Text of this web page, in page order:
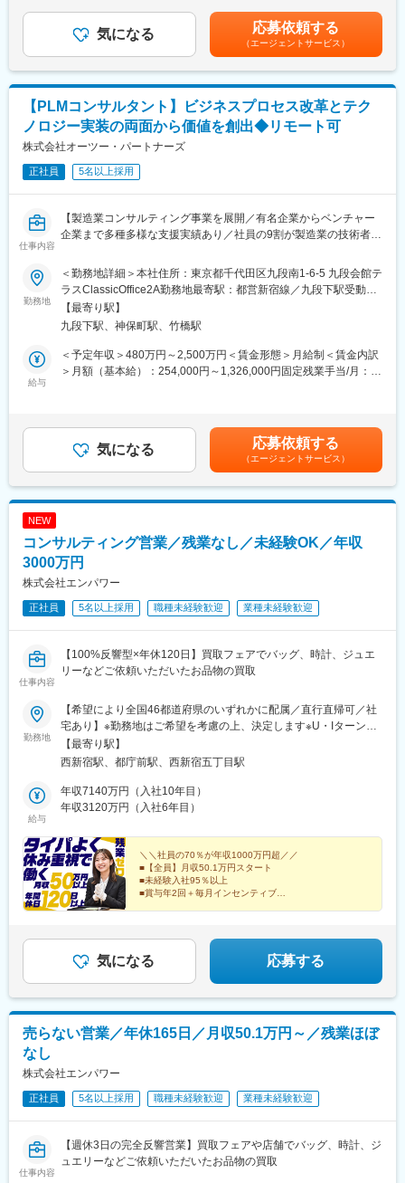
■働き方：
残業時間は平均20時間程度。開発工程等は対応しておらず、コン
きやすい環境を実現。
・厚生労働大臣より女性活躍を推進する優良企業として「えるぼ
し」認定
・「健康経営優良法人2024（大規模法人部門）」認定
変更の範囲：会社の定める業務
的な変革をもたらすための仕組みを提案し、構築していただきま
す。
・これらの業務に携わることで、ビジネスの変化に合わせながら
エンジニア、また他チームへの異動が可能です。コンサルティン
グ部門や、5～10年程度の長期的な業務委託を請けているクライ
アントへ業務改善・運用を行うアウトソーシング部門（残業時間
■アクセンチュア独自の働き方改革：
社長直轄で2015年から開始した組織風土改革“Project PRIDE”によ
し、残業時間減少等改善が進んでいます。制度面では「18時以降
の会議原則禁止」「残業ルール厳格化」「短日短時間勤務制度の
き方、専門性を尊重する、仕事とプライベートともに充実させ
る、生産性向上等の社員意識向上に繋がっています。
変更の範囲：会社の定める業務
気になる 応募依頼する
（エージェントサービス）
【PLMコンサルタント】ビジネスプロセス改革とテク
ノロジー実装の両面から価値を創出◆リモート可
株式会社オーツー・パートナーズ
正社員 5名以上採用
仕事内容
【製造業コンサルティング事業を展開／有名企業からベンチャー
企業まで多種多様な支援実績あり／社員の9割が製造業の技術者出
■募集背景：
当社では、PLM（Product Lifecycle Management）の導入を単な
るシステム実装と捉えるのではなく、製造業のお客様のビジネス
変革の触媒として位置づけています。多くのコンサルティングフ
ァームがシステム側かビジネス側のどちらかに偏重する中、私た
ちは「業務とシステムの二刀流」のアプローチでクライアントの
真の課題解決を実現します。ビジネスプロセス改革とテクノロジ
■業務内容：
・クライアントの製品開発プロセスと情報伝達の現状調査とあり
業務プロセス変革推進
・クライアント特有の競争優位性を強化するカスタム機能開発の
定義・支援
業に向けてDX支援、新規事業支援といったコンサルティング事業
と、新製品開発や新規生産設備導入等製造業におけるプロジェク
社の事業拡大に伴い、一緒に製造業を盛り上げていける仲間を募
集致します。
変更の範囲：会社の定める業務
勤務地
＜勤務地詳細＞本社住所：東京都千代田区九段南1-6-5 九段会館テ
ラスClassicOffice2A勤務地最寄駅：都営新宿線／九段下駅受動喫
煙対策：屋内全面禁煙変更の範囲：会社の定める事業所（リモー
トワーク含む）
【最寄り駅】
九段下駅、神保町駅、竹橋駅
給与
＜予定年収＞480万円～2,500万円＜賃金形態＞月給制＜賃金内訳
＞月額（基本給）：254,000円～1,326,000円固定残業手当/月：
当社基準により待遇を決定するが、待遇については応相談・人事
評価に基づき年１回の報酬見直し（4月）・業績により年2回賞与
支給 （2023年実績、2.0か月支給）・別途決算賞与あり（2023年
実績、1.0か月支給）賃金はあくまでも目安の金額であり、選考を
通じて上下する可能性があります。月給(月額)は固定手当を含めた
気になる 応募依頼する
（エージェントサービス）
NEW
コンサルティング営業／残業なし／未経験OK／年収
3000万円
株式会社エンパワー
正社員 5名以上採用 職種未経験歓迎 業種未経験歓迎
仕事内容
【100%反響型×年休120日】買取フェアでバッグ、時計、ジュエ
リーなどご依頼いただいたお品物の買取
勤務地
【希望により全国46都道府県のいずれかに配属／直行直帰可／社
宅あり】※勤務地はご希望を考慮の上、決定します※U・Iターン歓
迎（社宅あり） ※マイカー通勤OK（地域により規定あり。詳細
はお問合せください）◆北海道・東北北海道・青森・岩手・秋
栃木・群馬◆中部山梨・新潟・富山・石川・福井・長野・岐阜・
静岡・愛知・三重◆近畿滋賀・京都・大阪・兵庫・和歌山・奈良
知・徳島◆九州福岡・佐賀・長崎・熊本・大分・宮崎・鹿児島※適
性に応じて直営店舗で経験を積んでいただく場合もあり《出張も
旅行気分で♪》出張先では、チームで現地のグルメを味わったり、
観光地を巡ったり。旅気分でリフレッシュしながら働いていま
す！
【最寄り駅】
西新宿駅、都庁前駅、西新宿五丁目駅
給与
年収7140万円（入社10年目）
年収3120万円（入社6年目）
＼＼社員の70％が年収1000万円超／／
■【全員】月収50.1万円スタート
■未経験入社95％以上
■賞与年2回＋毎月インセンティブ
気になる 応募する
売らない営業／年休165日／月収50.1万円～／残業ほぼ
なし
株式会社エンパワー
正社員 5名以上採用 職種未経験歓迎 業種未経験歓迎
仕事内容
【週休3日の完全反響営業】買取フェアや店舗でバッグ、時計、ジ
ュエリーなどご依頼いただいたお品物の買取